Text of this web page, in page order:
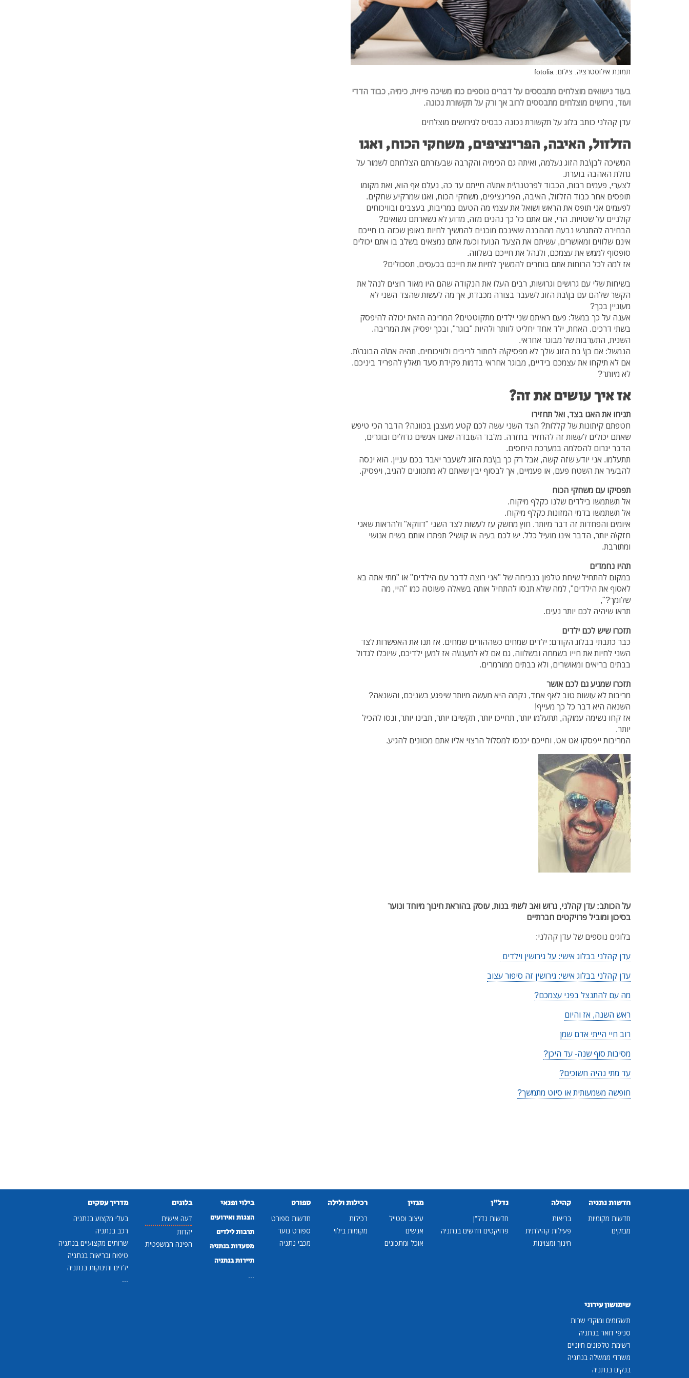
תמונת אילוסטרציה. צילום: fotolia
בעוד נישואים מוצלחים מתבססים על דברים נוספים כמו משיכה פיזית, כימיה, כבוד הדדי
ועוד, גירושים מוצלחים מתבססים לרוב אך ורק על תקשורת נכונה.
עדן קהלני כותב בלוג על תקשורת נכונה כבסיס לגירושים מוצלחים
הזלזול, האיבה, הפרינציפים, משחקי הכוח, ואגו
המשיכה לבן\בת הזוג נעלמה, ואיתה גם הכימיה והקרבה שבעזרתם הצלחתם לשמור על
גחלת האהבה בוערת.
לצערי, פעמים רבות, הכבוד לפרטנר\ית אתו\ה חייתם עד כה, נעלם אף הוא, ואת מקומו
תופסים אחר כבוד הזלזול, האיבה, הפרינציפים, משחקי הכוח, ואגו שמרקיע שחקים.
לפעמים אני תופס את הראש ושואל את עצמי מה הטעם במריבות, בעצבים ובוויכוחים
קולניים על שטויות. הרי, אם אתם כל כך נהנים מזה, מדוע לא נשארתם נשואים?
הבחירה להתגרש נבעה מההבנה שאינכם מוכנים להמשיך לחיות באופן שכזה בו חייכם
אינם שלווים ומאושרים, עשיתם את הצעד הנועז וכעת אתם נמצאים בשלב בו אתם יכולים
סופסוף לממש את עצמכם, ולנהל את חייכם בשלווה.
אז למה לכל הרוחות אתם בוחרים להמשיך לחיות את חייכם בכעסים, תסכולים?
בשיחות שלי עם גרושים וגרושות, רבים העלו את הנקודה שהם היו מאוד רוצים לנהל את
הקשר שלהם עם בן\בת הזוג לשעבר בצורה מכבדת, אך מה לעשות שהצד השני לא
מעוניין בכך?
אענה על כך במשל: פעם ראיתם שני ילדים מתקוטטים? המריבה הזאת יכולה להיפסק
בשתי דרכים. האחת, ילד אחד יחליט לוותר ולהיות "בוגר", ובכך יפסיק את המריבה.
השנית, התערבות של מבוגר אחראי.
הנמשל: אם בן\ בת הזוג שלך לא מפסיק\ה לחתור לריבים ולוויכוחים, תהיה את\ה הבוגר\ת.
אם לא תיקחו את עצמכם בידיים, מבוגר אחראי בדמות פקידת סעד תאלץ להפריד ביניכם.
לא מיותר?
אז איך עושים את זה?
תניחו את האגו בצד, ואל תחזירו
חטפתם קיתונות של קללות? הצד השני עשה לכם קטע מעצבן בכוונה? הדבר הכי טיפש
שאתם יכולים לעשות זה להחזיר בחזרה. מלבד העובדה שאנו אנשים גדולים ובוגרים,
הדבר יגרום להסלמה במערכת היחסים.
תתעלמו. אני יודע שזה קשה, אבל רק כך בן\בת הזוג לשעבר יאבד בכם עניין. הוא ינסה
להבעיר את השטח פעם, או פעמיים, אך לבסוף יבין שאתם לא מתכוונים להגיב, ויפסיק.
תפסיקו עם משחקי הכוח
אל תשתמשו בילדים שלנו כקלף מיקוח.
אל תשתמשו בדמי המזונות כקלף מיקוח.
איומים והפחדות זה דבר מיותר. חוץ מחשק עז לעשות לצד השני "דווקא" ולהראות שאני
חזק\ה יותר, הדבר אינו מועיל כלל. יש לכם בעיה או קושי? תפתרו אותם בשיח אנושי
ומתורבת.
תהיו נחמדים
במקום להתחיל שיחת טלפון בנביחה של "אני רוצה לדבר עם הילדים" או "מתי אתה בא
לאסוף את הילדים", למה שלא תנסו להתחיל אותה בשאלה פשוטה כמו "היי, מה
שלומך?",
תראו שיהיה לכם יותר נעים.
תזכרו שיש לכם ילדים
כבר כתבתי בבלוג הקודם: ילדים שמחים כשההורים שמחים. אז תנו את האפשרות לצד
השני לחיות את חייו בשמחה ובשלווה, גם אם לא למענו\ה אז למען ילדיכם, שיוכלו לגדול
בבתים בריאים ומאושרים, ולא בבתים ממורמרים.
תזכרו שמגיע גם לכם אושר
מריבות לא עושות טוב לאף אחד, נקמה היא מעשה מיותר שיפגע בשניכם, והשנאה?
השנאה היא דבר כל כך מעייף!
אז קחו נשימה עמוקה, תתעלמו יותר, תחייכו יותר, תקשיבו יותר, תבינו יותר, ונסו להכיל
יותר.
המריבות ייפסקו אט אט, וחייכם יכנסו למסלול הרצוי אליו אתם מכוונים להגיע.
על הכותב: עדן קהלני, גרוש ואב לשתי בנות, עוסק בהוראת חינוך מיוחד ונוער
בסיכון ומוביל פרויקטים חברתיים
בלוגים נוספים של עדן קהלני:
עדן קהלני בבלוג אישי: על גירושין וילדים
עדן קהלני בבלוג אישי: גירושין זה סיפור עצוב
מה עם להתנצל בפני עצמכם?
ראש השנה, אז והיום
רוב חיי הייתי אדם שמן
מסיבות סוף שנה- עד היכן?
עד מתי נהיה חשוכים?
חופשה משמעותית או סיוט מתמשך?
חדשות נתניה
חדשות מקומיות
מבזקים
קהילה
בריאות
פעילות קהילתית
חינוך ומצוינות
נדל"ן
חדשות נדל"ן
פרויקטים חדשים בנתניה
מגזין
עיצוב וסטייל
אנשים
אוכל ומתכונים
רכילות ולילה
רכילות
מקומות בילוי
ספורט
חדשות ספורט
ספורט נוער
מכבי נתניה
בילוי ופנאי
הצגות ואירועים
תרבות לילדים
מסעדות בנתניה
תיירות בנתניה
...
בלוגים
דעה אישית
יהדות
הפינה המשפטית
מדריך עסקים
בעלי מקצוע בנתניה
רכב בנתניה
שרותים מקצועיים בנתניה
טיפוח ובריאות בנתניה
ילדים ותינוקות בנתניה
...
שימושון עירוני
תשלומים ומוקדי שרות
סניפי דואר בנתניה
רשימת טלפונים חיוניים
משרדי ממשלה בנתניה
בנקים בנתניה